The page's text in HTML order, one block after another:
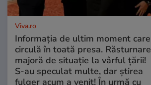
Viva.ro
Informația de ultim moment care
circulă în toată presa. Răsturnare
majoră de situație la vârful țării!
S-au speculat multe, dar știrea
fulger acum a venit! În urmă cu